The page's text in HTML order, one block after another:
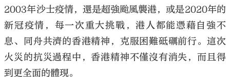
2003年沙士疫情，還是超強颱風襲港，或是2020年的
新冠疫情，每一次重大挑戰，港人都能憑藉自強不
息、同舟共濟的香港精神，克服困難砥礪前行。這次
火災的抗災過程中，香港精神不僅沒有消失，而且得
到更全面的體現。